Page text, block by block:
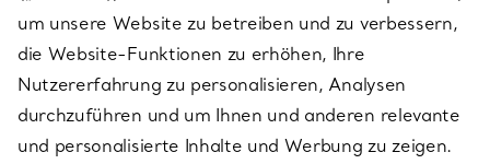
ÜBER TIFFANY & CO.
um unsere Website zu betreiben und zu verbessern,
die Website-Funktionen zu erhöhen, Ihre
Nutzererfahrung zu personalisieren, Analysen
durchzuführen und um Ihnen und anderen relevante
und personalisierte Inhalte und Werbung zu zeigen.